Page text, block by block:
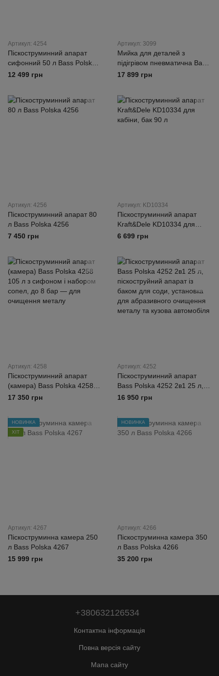
Артикул: 4254
Піскоструминний апарат
сифонний 50 л Bass Polska
4254
12 499 грн
Артикул: 3099
Мийка для деталей з
підігрівом пневматична Bass
Polska 3099
17 899 грн
Артикул: 4256
Піскоструминний апарат 80
л Bass Polska 4256
7 450 грн
Артикул: KD10334
Піскоструминний апарат
Kraft&Dele KD10334 для
кабіни, бак 90 л
6 699 грн
Артикул: 4258
Піскоструминний апарат
(камера) Bass Polska 4258
105 л з сифоном і набором
17 350 грн
Артикул: 4252
Піскоструминний апарат
Bass Polska 4252 2в1 25 л,
піскоструйний апарат із
металу та кузова автомобіля
16 950 грн
НОВИНКА
ХІТ
Артикул: 4267
Піскоструминна камера 250
л Bass Polska 4267
15 999 грн
НОВИНКА
Артикул: 4266
Піскоструминна камера 350
л Bass Polska 4266
35 200 грн
+380632126534
Контактна інформація
Повна версія сайту
Мапа сайту